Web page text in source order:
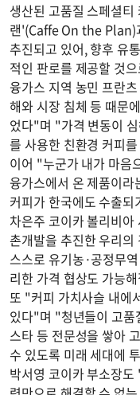
생산된 고품질 스페셜
랜'(Caffe On the Plan)
추진되고 있어, 향후 유
적인 판로를 제공할 것
융가스 지역 농민 프란
해와 시장 침체 등 때문
었다"며 "가격 변동이
를 사용한 친환경 커피
이어 "누군가 내가 마음
융가스에서 온 제품이
커피가 한국에도 수출
차은주 코이카 볼리비
촌개발을 추진한 우리
스스로 유기농·공정무
리한 가격 협상도 가능
또 "커피 가치사슬 내에
있다"며 "청년들이 고품
스타 등 전문성을 쌓아
수 있도록 미래 세대에
박서영 코이카 부소장